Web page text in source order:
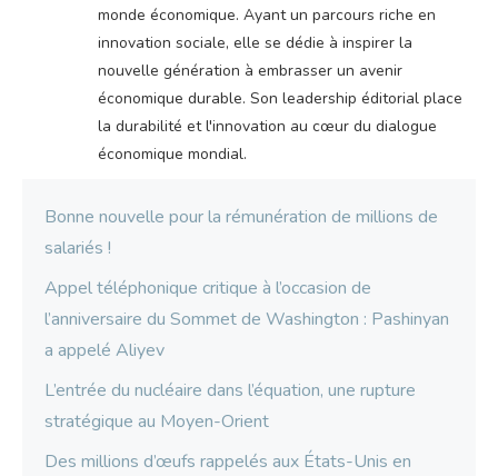
monde économique. Ayant un parcours riche en
innovation sociale, elle se dédie à inspirer la
nouvelle génération à embrasser un avenir
économique durable. Son leadership éditorial place
la durabilité et l'innovation au cœur du dialogue
économique mondial.
Bonne nouvelle pour la rémunération de millions de
salariés !
Appel téléphonique critique à l’occasion de
l’anniversaire du Sommet de Washington : Pashinyan
a appelé Aliyev
L’entrée du nucléaire dans l’équation, une rupture
stratégique au Moyen-Orient
Des millions d’œufs rappelés aux États-Unis en